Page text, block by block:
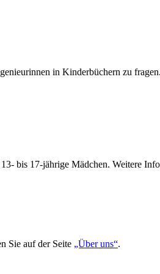
in Kinderbüchern zu
bis 17-jährige Mädchen. Weitere
Sie auf der Seite „Über uns“.